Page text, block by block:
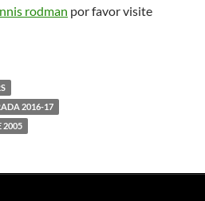
rodman por favor visite
2016-17
2005